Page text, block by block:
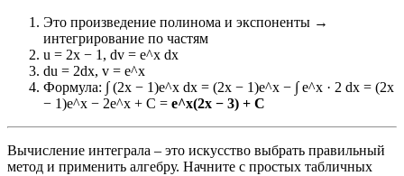
Это произведение полинома и экспоненты →
интегрирование по частям
u = 2x − 1, dv = e^x dx
du = 2dx, v = e^x
Формула: ∫ (2x − 1)e^x dx = (2x − 1)e^x − ∫ e^x · 2 dx = (2x
− 1)e^x − 2e^x + C = e^x(2x − 3) + C
Вычисление интеграла – это искусство выбрать правильный
метод и применить алгебру. Начните с простых табличных